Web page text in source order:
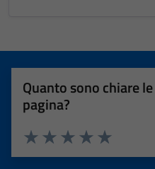
Quanto sono chiare
pagina?
Valuta 5
Valuta 4 stelle
Valuta 3 stelle su 5
Valuta 2 stelle su 5
Valuta 1 stelle su 5